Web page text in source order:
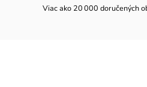
Viac ako 20 000 doručených